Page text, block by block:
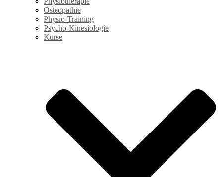
Osteopathie
Physio-Training
Psycho-Kinesiologie
Kurse